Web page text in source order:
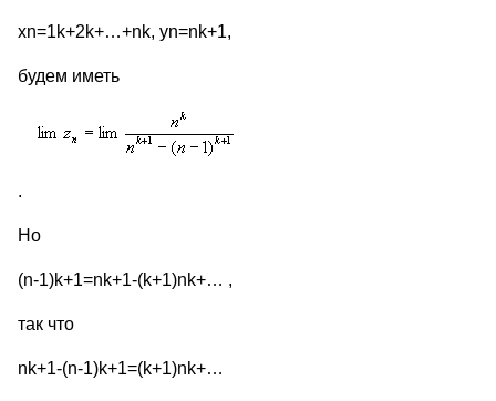
xn=1k+2k+…+nk, yn=nk+1,
будем иметь
.
Но
(n-1)k+1=nk+1-(k+1)nk+… ,
так что
nk+1-(n-1)k+1=(k+1)nk+…